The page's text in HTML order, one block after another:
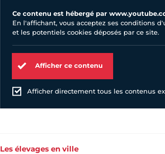
Ce contenu est hébergé par
En l'affichant, vous acceptez ses conditions
et les potentiels cookies déposés par ce site.
Afficher ce contenu
Afficher directement tous les contenus
Les élevages en ville